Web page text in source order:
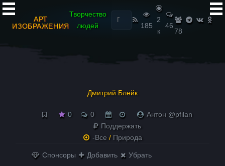
АРТ
ИЗОБРАЖЕНИЯ
Творчество
людей
Найти:
185
2
к
46
78
Дмитрий Блейк
0 0
Антон @pfilan
Поддержать
-Все / Природа
Спонсоры Добавить Убрать